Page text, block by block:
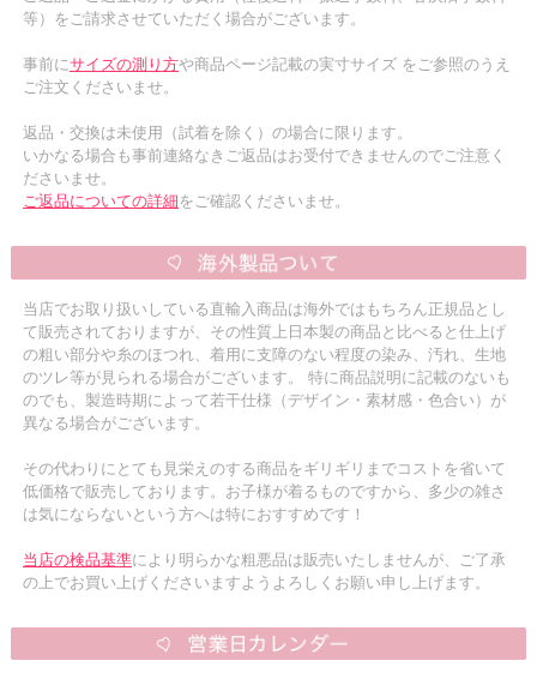
等）をご請求させていただく場合がございます。
事前にサイズの測り方や商品ページ記載の実寸サイズ をご参照のうえ
ご注文くださいませ。
返品・交換は未使用（試着を除く）の場合に限ります。
いかなる場合も事前連絡なきご返品はお受付できませんのでご注意く
ださいませ。
ご返品についての詳細をご確認くださいませ。
当店でお取り扱いしている直輸入商品は海外ではもちろん正規品とし
て販売されておりますが、その性質上日本製の商品と比べると仕上げ
の粗い部分や糸のほつれ、着用に支障のない程度の染み、汚れ、生地
のツレ等が見られる場合がございます。 特に商品説明に記載のないも
のでも、製造時期によって若干仕様（デザイン・素材感・色合い）が
異なる場合がございます。
その代わりにとても見栄えのする商品をギリギリまでコストを省いて
低価格で販売しております。お子様が着るものですから、多少の雑さ
は気にならないという方へは特におすすめです！
当店の検品基準により明らかな粗悪品は販売いたしませんが、ご了承
の上でお買い上げくださいますようよろしくお願い申し上げます。